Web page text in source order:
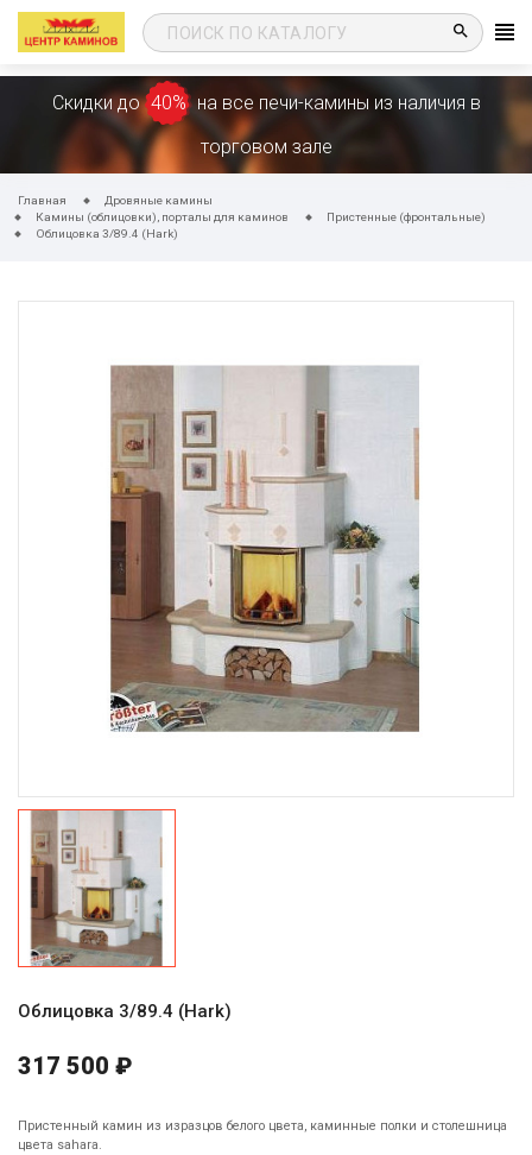
search
Скидки до 40% на все печи-камины из наличия в
торговом зале
Главная
Дровяные камины
Камины (облицовки), порталы для каминов
Пристенные (фронтальные)
Облицовка 3/89.4 (Hark)
Облицовка 3/89.4 (Hark)
317 500 ₽
Пристенный камин из изразцов белого цвета, каминные полки и столешница
цвета sahara.